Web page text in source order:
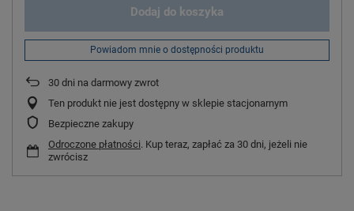
Dodaj do koszyka
Powiadom mnie o dostępności produktu
30 dni na darmowy zwrot
Ten produkt nie jest dostępny w sklepie stacjonarnym
Bezpieczne zakupy
Odroczone płatności. Kup teraz, zapłać za 30 dni, jeżeli nie
zwrócisz